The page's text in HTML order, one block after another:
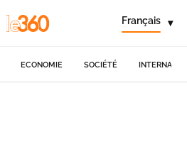
Français ▾
ECONOMIE SOCIÉTÉ